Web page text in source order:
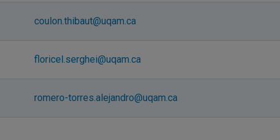
coulon.thibaut@uqam.ca
floricel.serghei@uqam.ca
romero-torres.alejandro@uqam.ca